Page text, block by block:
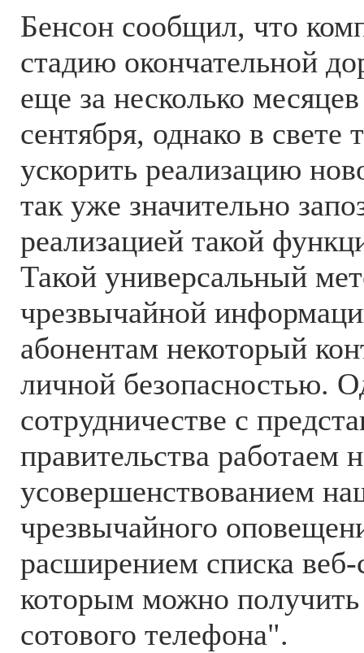
Бенсон сообщил, что
стадию окончательной
еще за несколько
сентября, однако в свете
ускорить реализацию
так уже значительно
реализацией такой
Такой универсальный
чрезвычайной
абонентам некоторый
личной безопасностью.
сотрудничестве с
правительства работаем
усовершенствованием
чрезвычайного
расширением списка веб-
которым можно
сотового телефона".